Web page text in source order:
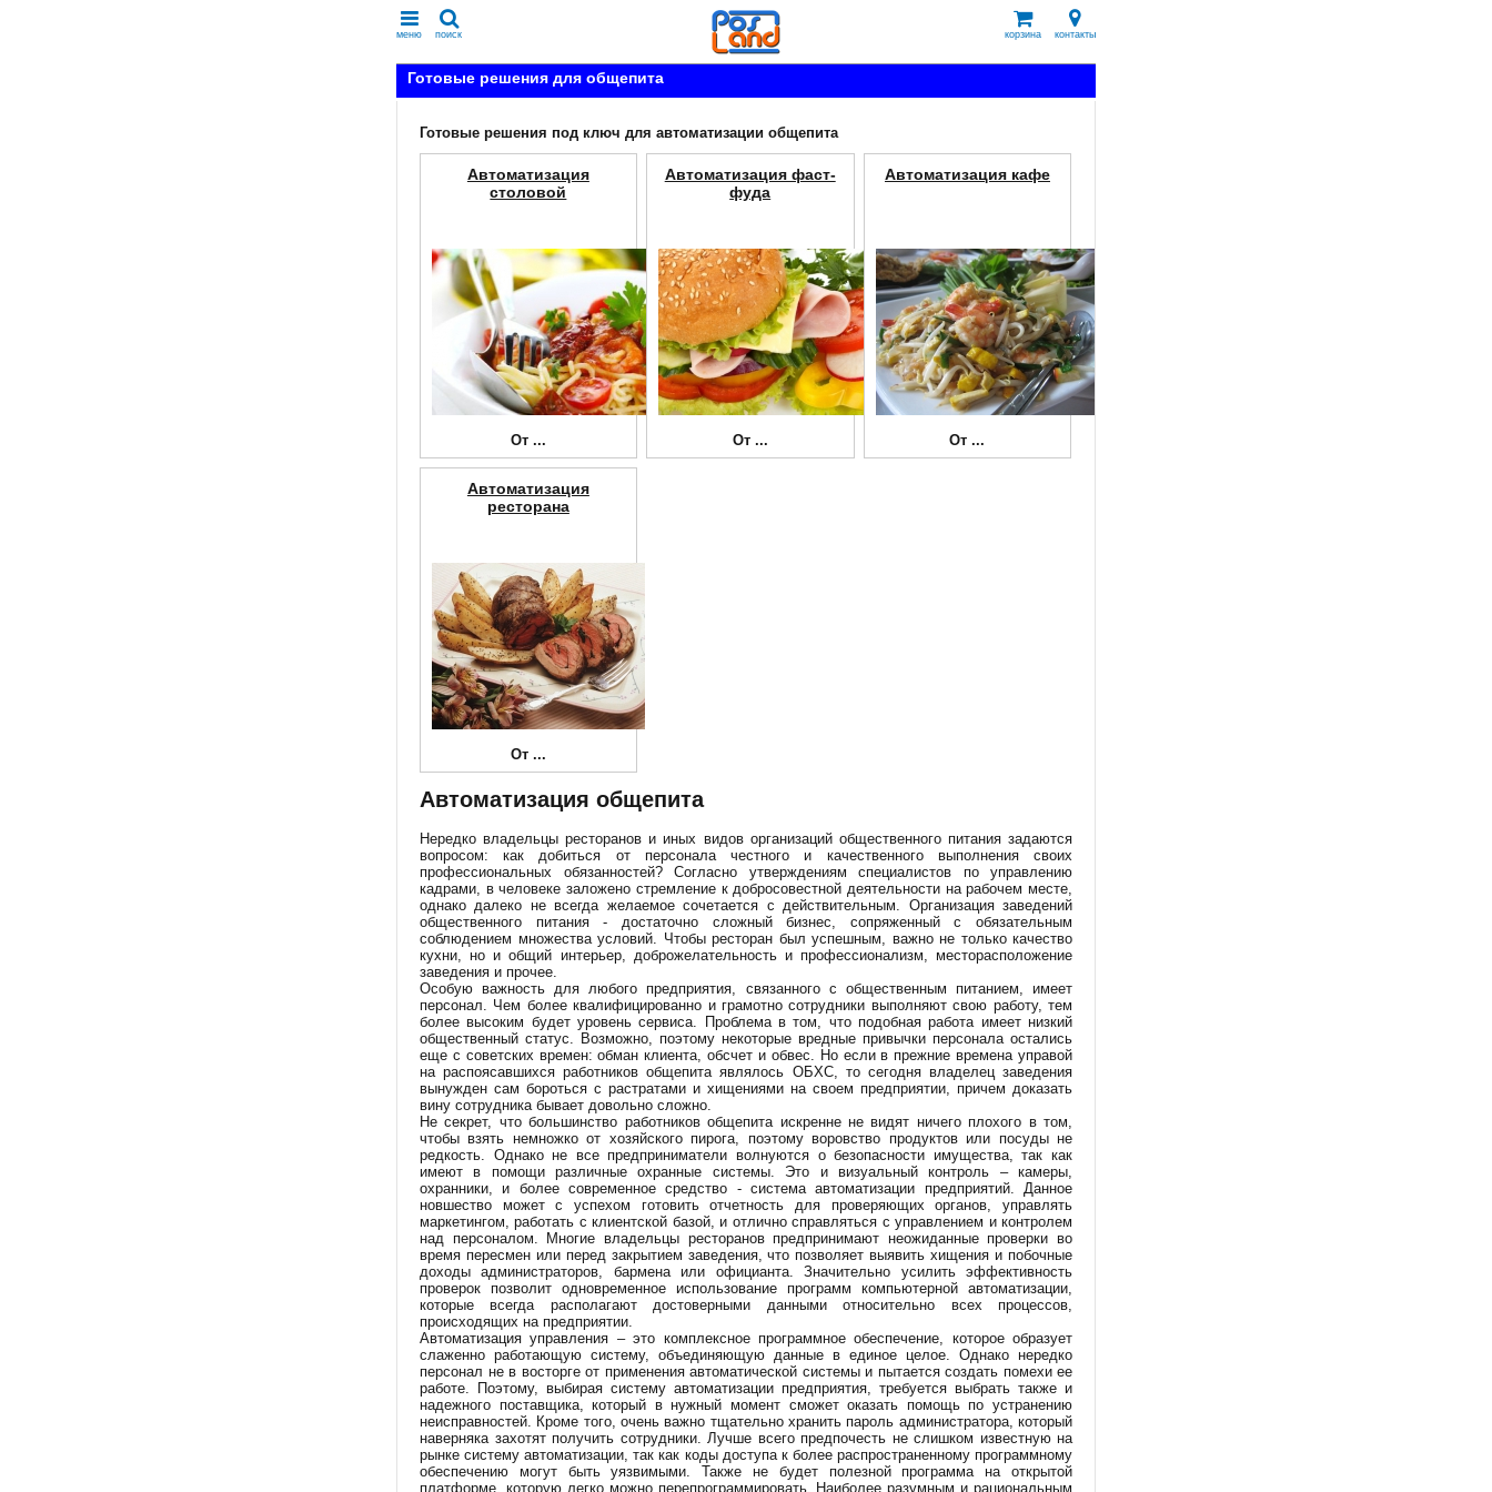
меню поиск корзина контакты
Готовые решения для общепита
Готовые решения под ключ для автоматизации общепита
Автоматизация
столовой
От ...
Автоматизация фаст-
фуда
От ...
Автоматизация кафе
От...
Автоматизация
ресторана
От ...
Автоматизация общепита
Нередко владельцы ресторанов и иных видов организаций общественного питания задаются
вопросом: как добиться от персонала честного и качественного выполнения своих
профессиональных обязанностей? Согласно утверждениям специалистов по управлению
кадрами, в человеке заложено стремление к добросовестной деятельности на рабочем месте,
однако далеко не всегда желаемое сочетается с действительным. Организация заведений
общественного питания - достаточно сложный бизнес, сопряженный с обязательным
соблюдением множества условий. Чтобы ресторан был успешным, важно не только качество
кухни, но и общий интерьер, доброжелательность и профессионализм, месторасположение
заведения и прочее.
Особую важность для любого предприятия, связанного с общественным питанием, имеет
персонал. Чем более квалифицированно и грамотно сотрудники выполняют свою работу, тем
более высоким будет уровень сервиса. Проблема в том, что подобная работа имеет низкий
общественный статус. Возможно, поэтому некоторые вредные привычки персонала остались
еще с советских времен: обман клиента, обсчет и обвес. Но если в прежние времена управой
на распоясавшихся работников общепита являлось ОБХС, то сегодня владелец заведения
вынужден сам бороться с растратами и хищениями на своем предприятии, причем доказать
вину сотрудника бывает довольно сложно.
Не секрет, что большинство работников общепита искренне не видят ничего плохого в том,
чтобы взять немножко от хозяйского пирога, поэтому воровство продуктов или посуды не
редкость. Однако не все предприниматели волнуются о безопасности имущества, так как
имеют в помощи различные охранные системы. Это и визуальный контроль – камеры,
охранники, и более современное средство - система автоматизации предприятий. Данное
новшество может с успехом готовить отчетность для проверяющих органов, управлять
маркетингом, работать с клиентской базой, и отлично справляться с управлением и контролем
над персоналом. Многие владельцы ресторанов предпринимают неожиданные проверки во
время пересмен или перед закрытием заведения, что позволяет выявить хищения и побочные
доходы администраторов, бармена или официанта. Значительно усилить эффективность
проверок позволит одновременное использование программ компьютерной автоматизации,
которые всегда располагают достоверными данными относительно всех процессов,
происходящих на предприятии.
Автоматизация управления – это комплексное программное обеспечение, которое образует
слаженно работающую систему, объединяющую данные в единое целое. Однако нередко
персонал не в восторге от применения автоматической системы и пытается создать помехи ее
работе. Поэтому, выбирая систему автоматизации предприятия, требуется выбрать также и
надежного поставщика, который в нужный момент сможет оказать помощь по устранению
неисправностей. Кроме того, очень важно тщательно хранить пароль администратора, который
наверняка захотят получить сотрудники. Лучше всего предпочесть не слишком известную на
рынке систему автоматизации, так как коды доступа к более распространенному программному
обеспечению могут быть уязвимыми. Также не будет полезной программа на открытой
платформе, которую легко можно перепрограммировать. Наиболее разумным и рациональным